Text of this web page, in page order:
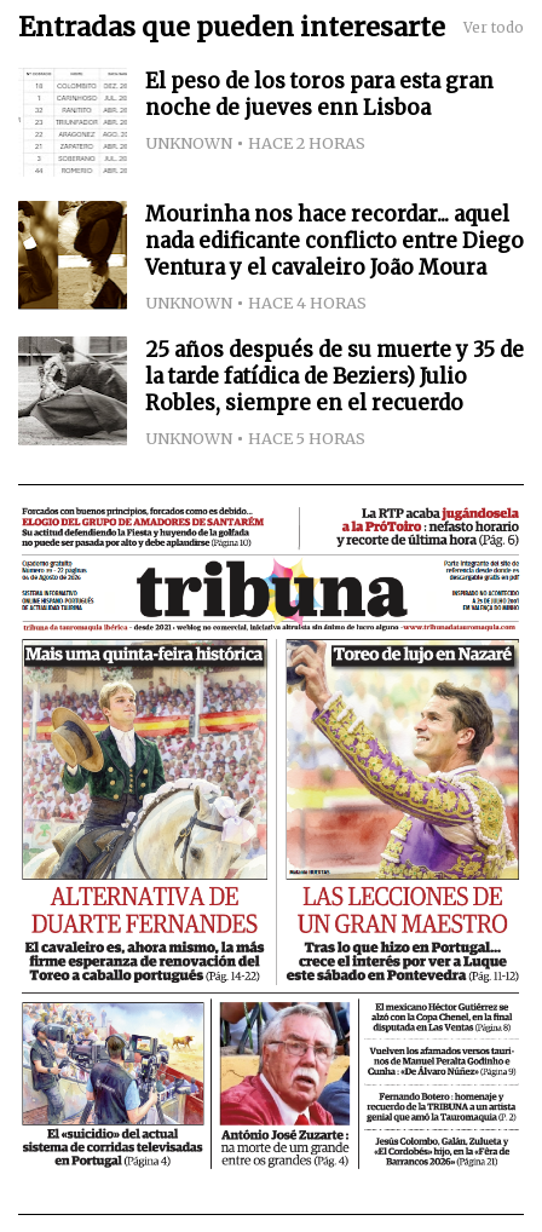
Entradas que pueden interesarte Ver todo
El peso de los toros para esta gran
noche de jueves enn Lisboa
UNKNOWN HACE 2 HORAS
Mourinha nos hace recordar... aquel
nada edificante conflicto entre Diego
Ventura y el cavaleiro João Moura
UNKNOWN HACE 4 HORAS
25 años después de su muerte y 35 de
la tarde fatídica de Beziers) Julio
Robles, siempre en el recuerdo
UNKNOWN HACE 5 HORAS